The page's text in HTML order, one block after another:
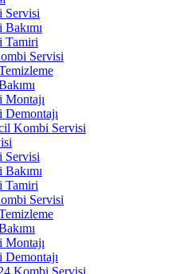
Servisi
Tamiri
Servisi
Montajı
Kombi Servisi
Servisi
Tamiri
Servisi
Montajı
Kombi Servisi